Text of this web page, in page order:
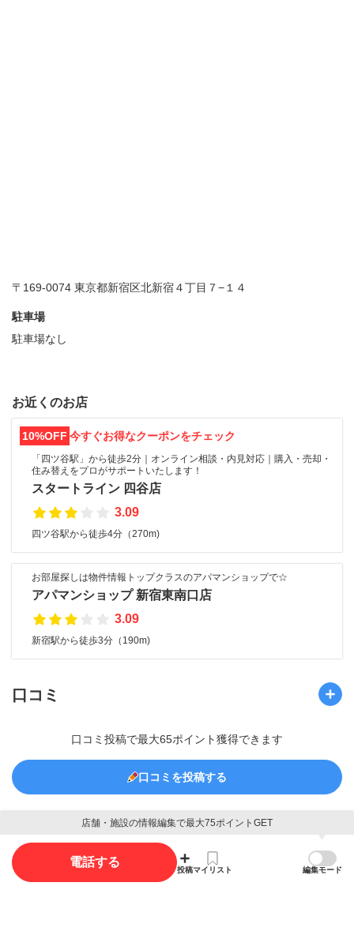
〒169-0074 東京都新宿区北新宿４丁目７−１４
駐車場
駐車場なし
お近くのお店
10%OFF 今すぐお得なクーポンをチェック
「四ツ谷駅」から徒歩2分｜オンライン相談・内見対応｜購入・売却・
住み替えをプロがサポートいたします！
スタートライン 四谷店
3.09
四ツ谷駅から徒歩4分（270m)
お部屋探しは物件情報トップクラスのアパマンショップで☆
アパマンショップ 新宿東南口店
3.09
新宿駅から徒歩3分（190m)
口コミ
口コミ投稿で最大65ポイント獲得できます
口コミを投稿する
写真
店舗・施設の情報編集で最大75ポイントGET
電話する
投稿マイリスト 編集モード